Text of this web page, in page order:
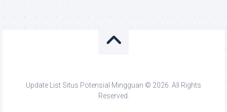
Update List Situs Potensial Mingguan © 2026. All Rights
Reserved.